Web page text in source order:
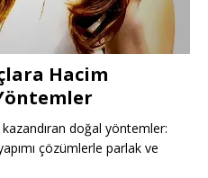
Hacim
doğal yöntemler:
çözümlerle parlak ve